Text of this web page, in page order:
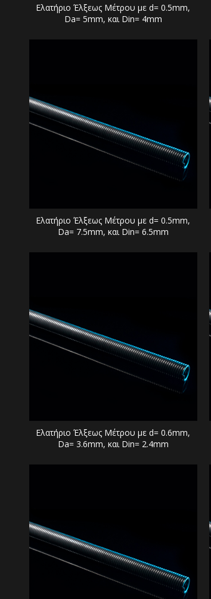
Ελατήριο Έλξεως Μέτρου με d= 0.5mm,
Da= 5mm, και Din= 4mm
Ελατήριο Έλξεως Μέτρου με d= 0.5mm,
Da= 7.5mm, και Din= 6.5mm
Ελατήριο Έλξεως Μέτρου με d= 0.6mm,
Da= 3.6mm, και Din= 2.4mm